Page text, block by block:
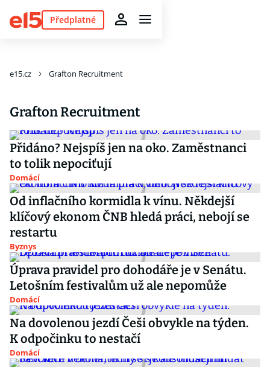
Předplatné
e15.cz Grafton Recruitment
Grafton Recruitment
Přidáno? Nejspíš jen na oko. Zaměstnanci
to tolik nepociťují
Domácí
Od inflačního kormidla k vínu. Někdejší
klíčový ekonom ČNB hledá práci, nebojí se
restartu
Byznys
Úprava pravidel pro dohodáře je v Senátu.
Letošním festivalům už ale nepomůže
Domácí
Na dovolenou jezdí Češi obvykle na týden.
K odpočinku to nestačí
Domácí